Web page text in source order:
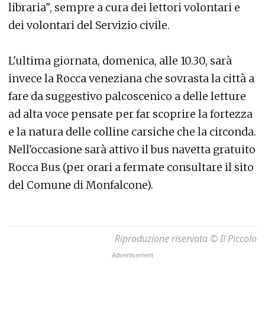
libraria", sempre a cura dei lettori volontari e
dei volontari del Servizio civile.
L'ultima giornata, domenica, alle 10.30, sarà
invece la Rocca veneziana che sovrasta la città a
fare da suggestivo palcoscenico a delle letture
ad alta voce pensate per far scoprire la fortezza
e la natura delle colline carsiche che la circonda.
Nell'occasione sarà attivo il bus navetta gratuito
Rocca Bus (per orari a fermate consultare il sito
del Comune di Monfalcone).
Riproduzione riservata © Il Piccolo